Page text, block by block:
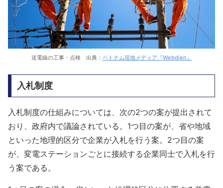
送電線の工事・点検 出典： ベトナム現地メディア『Webdien』
入札制度
入札制度の仕組みについては、次の2つの案が提出されて
おり、政府内で議論されている。1つ目の案が、省や地域
といった地理的区分で企業が入札を行う案。2つ目の案
が、変電ステーションごとに接続する企業同士で入札を行
う案である。